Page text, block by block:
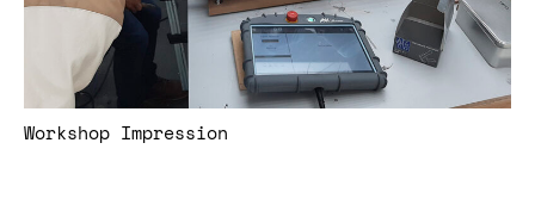
Workshop Impression